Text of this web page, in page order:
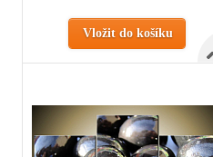
Vložit do košíku